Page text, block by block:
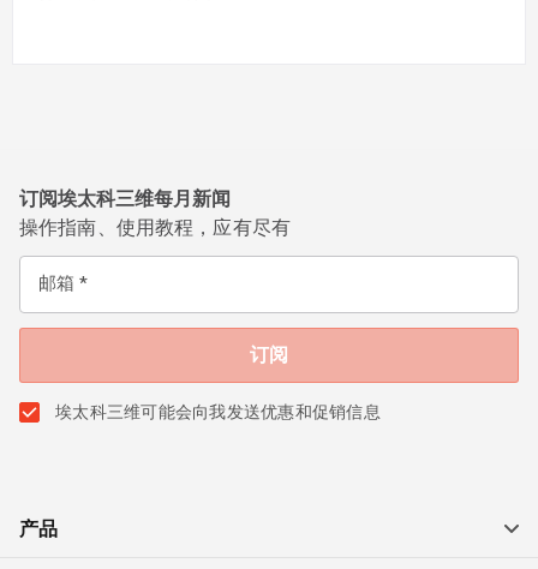
订阅埃太科三维每月新闻
操作指南、使用教程，应有尽有
邮箱
埃太科三维可能会向我发送优惠和促销信息
产品